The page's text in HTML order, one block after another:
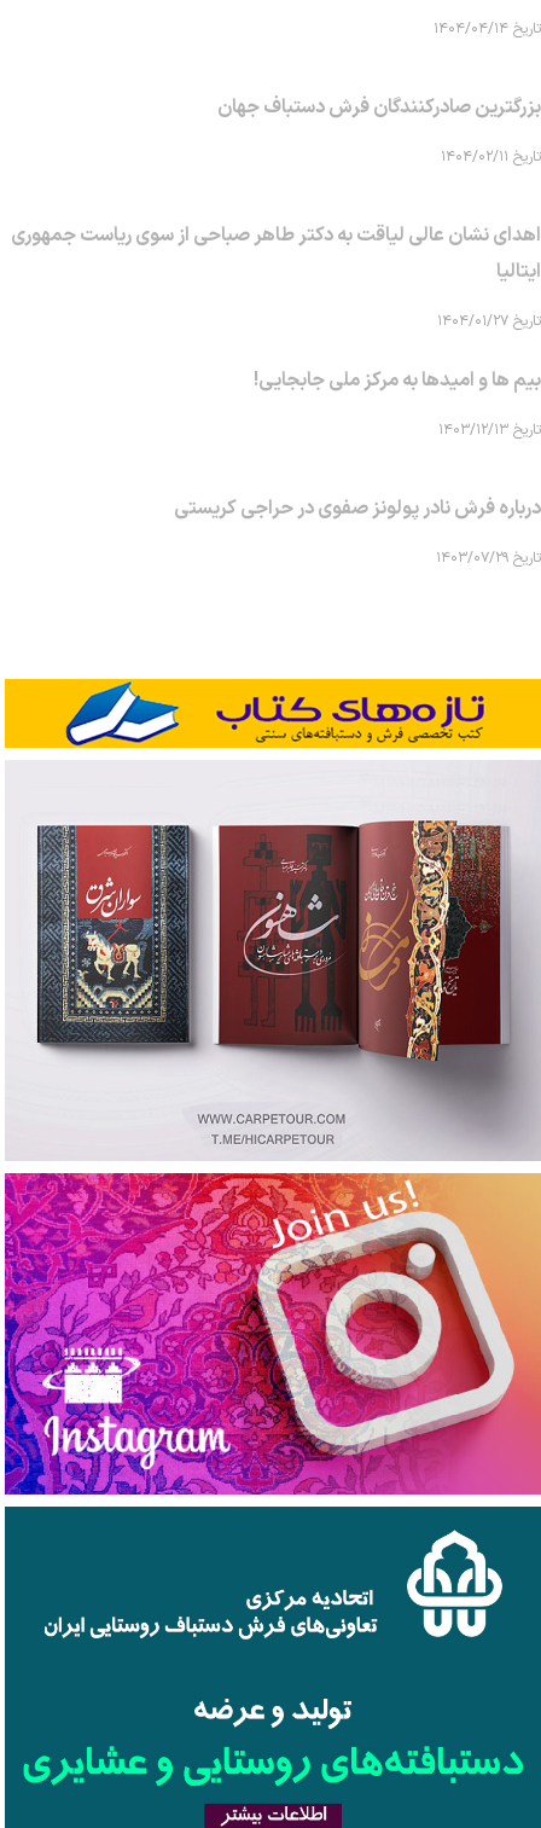
تاریخ ۱۴۰۴/۰۴/۱۴
بزرگترین صادرکنندگان فرش دستباف جهان
تاریخ ۱۴۰۴/۰۲/۱۱
اهدای نشان عالی لیاقت به دکتر طاهر صباحی از سوی ریاست جمهوری
ایتالیا
تاریخ ۱۴۰۴/۰۱/۲۷
بیم ها و امیدها به مرکز ملی جابجایی!
تاریخ ۱۴۰۳/۱۲/۱۳
درباره فرش نادر پولونز صفوی در حراجی کریستی
تاریخ ۱۴۰۳/۰۷/۲۹